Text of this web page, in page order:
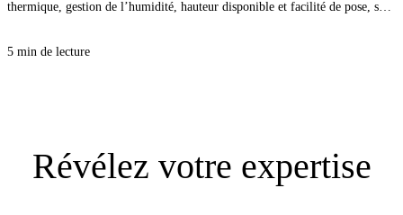
thermique, gestion de l’humidité, hauteur disponible et facilité de pose, sans
d’été comme d’hiver, et vous évitez les désordres qui coûtent cher au retour.
5 min de lecture
Révélez votre expertise